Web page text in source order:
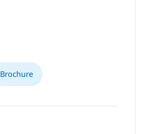
Brochure